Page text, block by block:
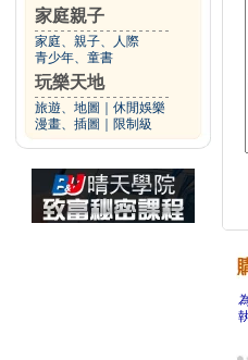
家庭親子
家庭、親子、人際
青少年、童書
玩樂天地
旅遊、地圖
休閒娛樂
漫畫、插圖
限制級